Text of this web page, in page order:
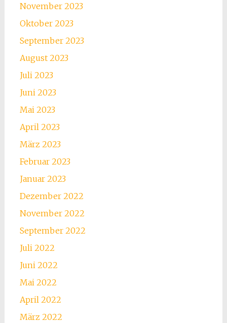
November 2023
Oktober 2023
September 2023
August 2023
Juli 2023
Juni 2023
Mai 2023
April 2023
März 2023
Februar 2023
Januar 2023
Dezember 2022
November 2022
September 2022
Juli 2022
Juni 2022
Mai 2022
April 2022
März 2022